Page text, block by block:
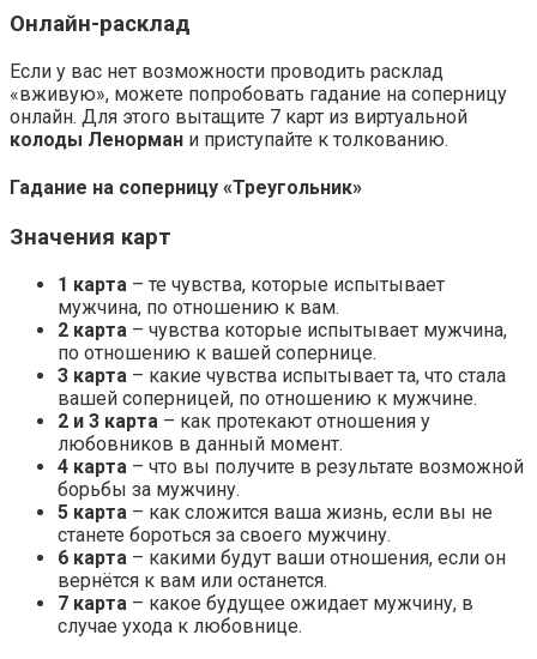
Онлайн-расклад
Если у вас нет возможности проводить расклад
«вживую», можете попробовать гадание на соперницу
онлайн. Для этого вытащите 7 карт из виртуальной
колоды Ленорман и приступайте к толкованию.
Гадание на соперницу «Треугольник»
Значения карт
1 карта – те чувства, которые испытывает
мужчина, по отношению к вам.
2 карта – чувства которые испытывает мужчина,
по отношению к вашей сопернице.
3 карта – какие чувства испытывает та, что стала
вашей соперницей, по отношению к мужчине.
2 и 3 карта – как протекают отношения у
любовников в данный момент.
4 карта – что вы получите в результате возможной
борьбы за мужчину.
5 карта – как сложится ваша жизнь, если вы не
станете бороться за своего мужчину.
6 карта – какими будут ваши отношения, если он
вернётся к вам или останется.
7 карта – какое будущее ожидает мужчину, в
случае ухода к любовнице.